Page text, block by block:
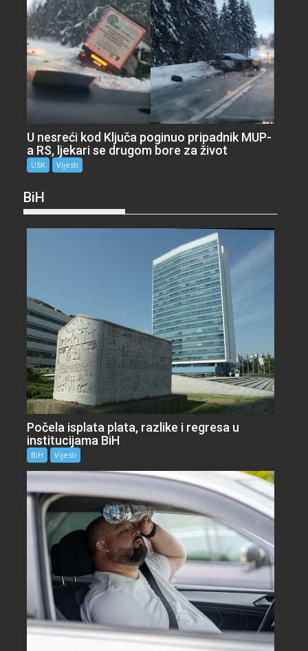
U nesreći kod Ključa poginuo pripadnik MUP-
a RS, ljekari se drugom bore za život
USK Vijesti
BiH
Počela isplata plata, razlike i regresa u
institucijama BiH
BiH Vijesti